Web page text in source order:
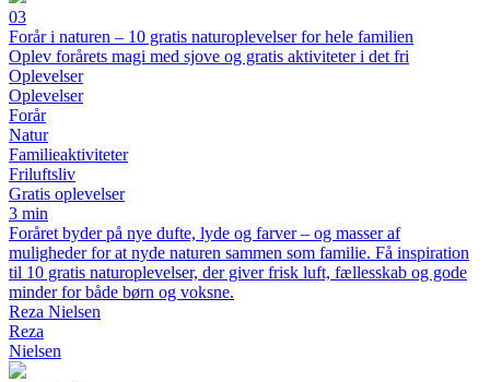
03
Forår i naturen – 10 gratis naturoplevelser for hele familien
Oplev forårets magi med sjove og gratis aktiviteter i det fri
Oplevelser
Oplevelser
Forår
Natur
Familieaktiviteter
Friluftsliv
Gratis oplevelser
3 min
Foråret byder på nye dufte, lyde og farver – og masser af
muligheder for at nyde naturen sammen som familie. Få inspiration
til 10 gratis naturoplevelser, der giver frisk luft, fællesskab og gode
minder for både børn og voksne.
Reza Nielsen
Reza
Nielsen